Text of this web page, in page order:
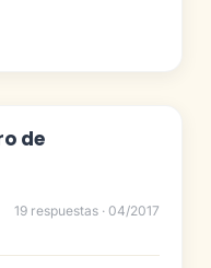
de
19 respuestas · 04/2017